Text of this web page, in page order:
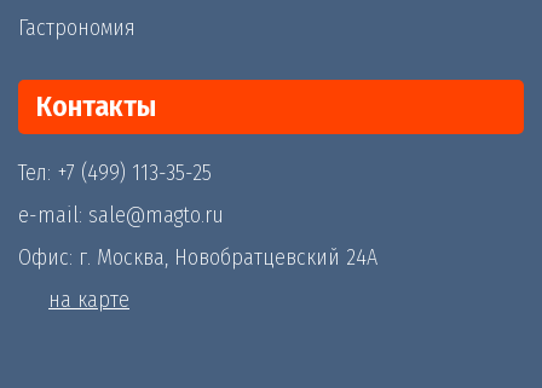
Гастрономия
Контакты
Тел: +7 (499) 113-35-25
e-mail: sale@magto.ru
Офис: г. Москва, Новобратцевский 24А
на карте